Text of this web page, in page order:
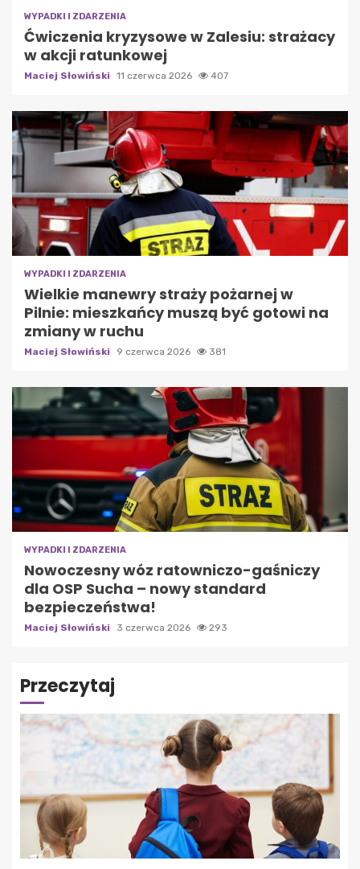
WYPADKI I ZDARZENIA
Ćwiczenia kryzysowe w Zalesiu: strażacy
w akcji ratunkowej
Maciej Słowiński 11 czerwca 2026 407
WYPADKI I ZDARZENIA
Wielkie manewry straży pożarnej w
Pilnie: mieszkańcy muszą być gotowi na
zmiany w ruchu
Maciej Słowiński 9 czerwca 2026 381
WYPADKI I ZDARZENIA
Nowoczesny wóz ratowniczo-gaśniczy
dla OSP Sucha – nowy standard
bezpieczeństwa!
Maciej Słowiński 3 czerwca 2026 293
Przeczytaj